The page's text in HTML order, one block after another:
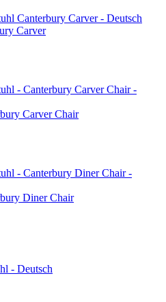
Carver
Carver Chair
Diner Chair